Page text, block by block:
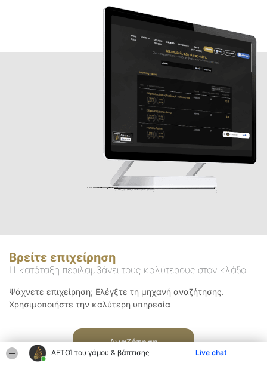
ΑΕΤΟΊ του γάμου & βάπτισης Live chat
Βρείτε επιχείρηση
Η κατάταξη περιλαμβάνει τους καλύτερους στον κλάδο
Ψάχνετε επιχείρηση; Ελέγξτε τη μηχανή αναζήτησης.
Χρησιμοποιήστε την καλύτερη υπηρεσία
Αναζήτηση